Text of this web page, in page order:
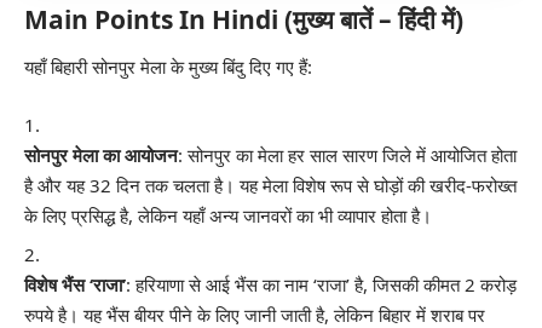
Main Points In Hindi (मुख्य बातें – हिंदी में)
यहाँ बिहारी सोनपुर मेला के मुख्य बिंदु दिए गए हैं:
सोनपुर मेला का आयोजन: सोनपुर का मेला हर साल सारण जिले में आयोजित होता
है और यह 32 दिन तक चलता है। यह मेला विशेष रूप से घोड़ों की खरीद-फरोख्त
के लिए प्रसिद्ध है, लेकिन यहाँ अन्य जानवरों का भी व्यापार होता है।
विशेष भैंस ‘राजा’: हरियाणा से आई भैंस का नाम ‘राजा’ है, जिसकी कीमत 2 करोड़
रुपये है। यह भैंस बीयर पीने के लिए जानी जाती है, लेकिन बिहार में शराब पर